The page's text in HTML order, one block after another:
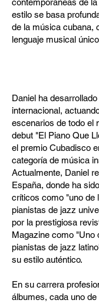
contemporáneas de
estilo se basa
de la música cubana,
lenguaje musical
Daniel ha
internacional,
escenarios de todo el
debut "El Piano Que
el premio Cubadisco
categoría de música
Actualmente, Daniel
España, donde ha
críticos como "uno de
pianistas de jazz
por la prestigiosa
Magazine como "Uno
pianistas de jazz
su estilo auténtico.
En su carrera
álbumes, cada uno